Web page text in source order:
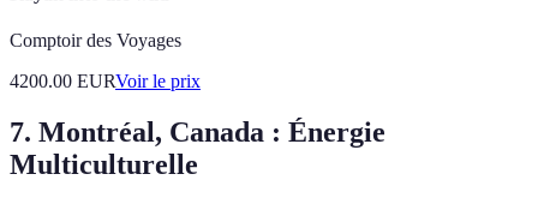
Comptoir des Voyages
4200.00 EURVoir le prix
7. Montréal, Canada : Énergie
Multiculturelle